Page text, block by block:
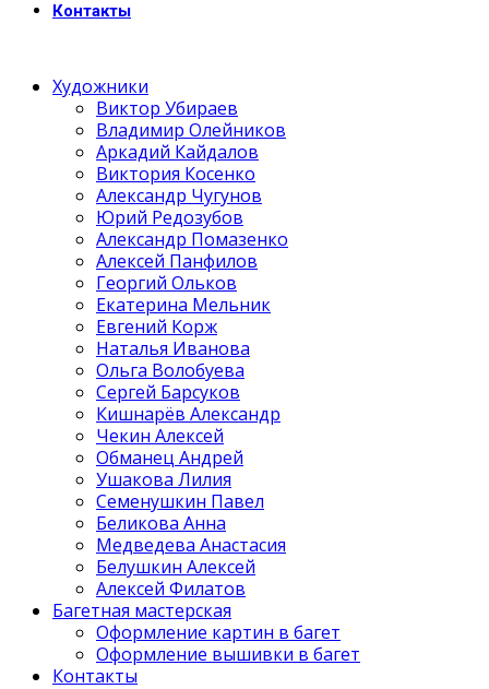
Контакты
Художники
Виктор Убираев
Владимир Олейников
Аркадий Кайдалов
Виктория Косенко
Александр Чугунов
Юрий Редозубов
Александр Помазенко
Алексей Панфилов
Георгий Ольков
Екатерина Мельник
Евгений Корж
Наталья Иванова
Ольга Волобуева
Сергей Барсуков
Кишнарёв Александр
Чекин Алексей
Обманец Андрей
Ушакова Лилия
Семенушкин Павел
Беликова Анна
Медведева Анастасия
Белушкин Алексей
Алексей Филатов
Багетная мастерская
Оформление картин в багет
Оформление вышивки в багет
Контакты